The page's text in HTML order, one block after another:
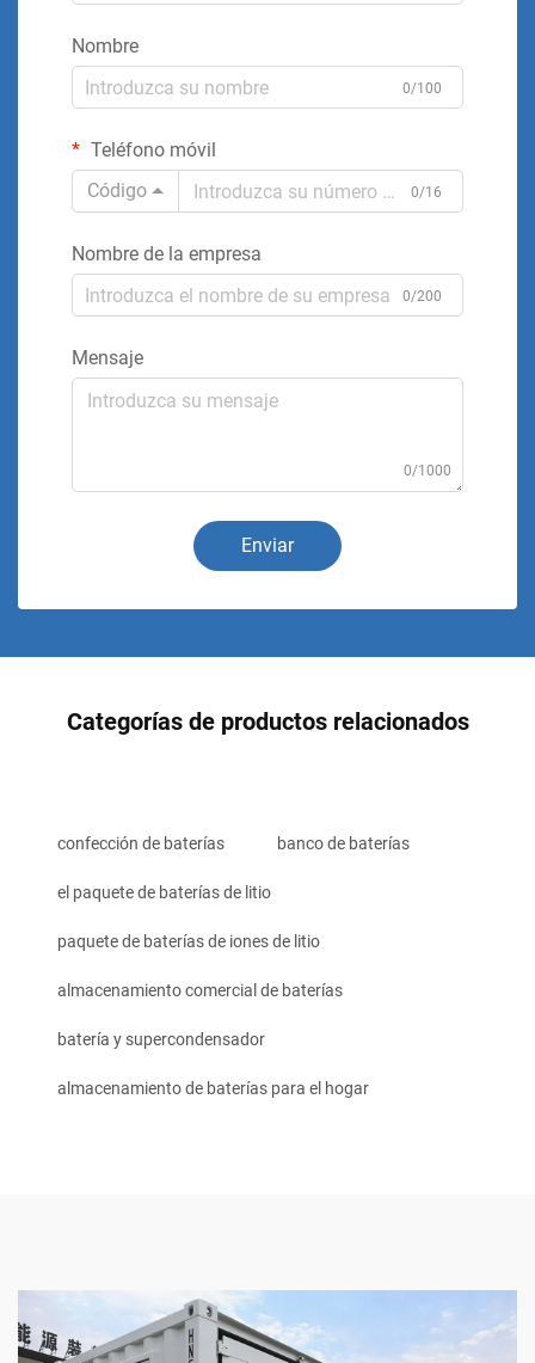
Nombre
0/100
Teléfono móvil
Código
0/16
Nombre de la empresa
0/200
Mensaje
0/1000
Enviar
Categorías de productos relacionados
confección de baterías banco de baterías
el paquete de baterías de litio
paquete de baterías de iones de litio
almacenamiento comercial de baterías
batería y supercondensador
almacenamiento de baterías para el hogar